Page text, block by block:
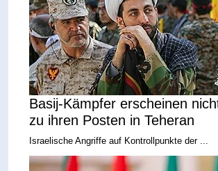
Basij-Kämpfer erscheinen
zu ihren Posten in Teheran
Israelische Angriffe auf Kontrollpunkte der ...